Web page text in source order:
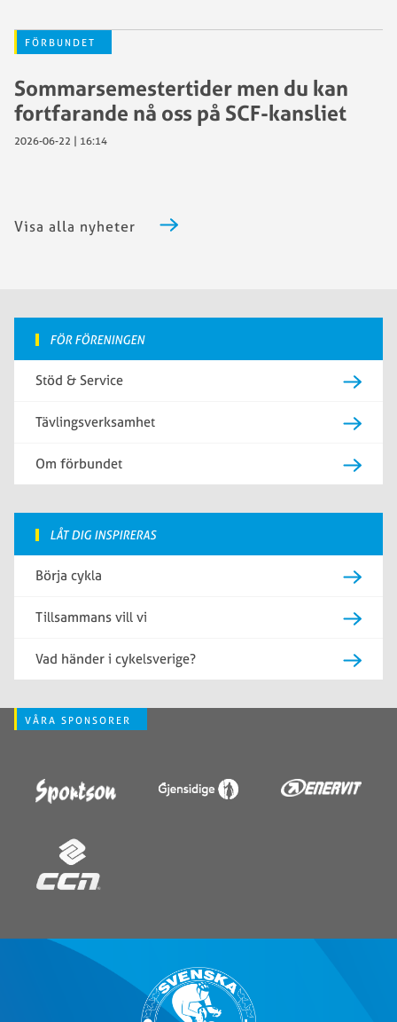
FÖRBUNDET
Sommarsemestertider men du kan
fortfarande nå oss på SCF-kansliet
2026-06-22 | 16:14
Visa alla nyheter
FÖR FÖRENINGEN
Stöd & Service
Tävlingsverksamhet
Om förbundet
LÅT DIG INSPIRERAS
Börja cykla
Tillsammans vill vi
Vad händer i cykelsverige?
VÅRA SPONSORER